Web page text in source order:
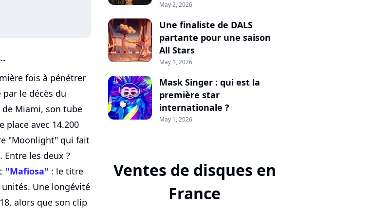
fois à pénétrer
le décès du
de Miami, son tube
place avec 14.200
"Moonlight" qui fait
Entre les deux ?
"Mafiosa" : le titre
Une longévité
alors que son clip
May 2, 2026
Une finaliste de DALS
partante pour une saison
All Stars
May 1, 2026
Mask Singer : qui est la
première star
internationale ?
May 1, 2026
Ventes de disques en
France